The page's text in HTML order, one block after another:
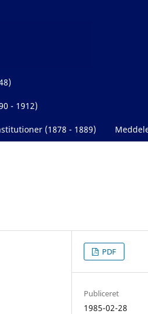
- 1912)
(1878 - 1889)
PDF
Publiceret
1985-02-28